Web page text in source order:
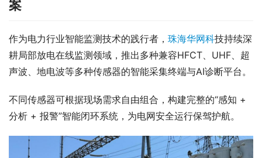
案
作为电力行业智能监测技术的践行者， 珠海华网科技持续深
耕局部放电在线监测领域，推出多种兼容HFCT、UHF、超
声波、地电波等多种传感器的智能采集终端与AI诊断平台。
不同传感器可根据现场需求自由组合，构建完整的“感知 +
分析 + 报警”智能闭环系统，为电网安全运行保驾护航。